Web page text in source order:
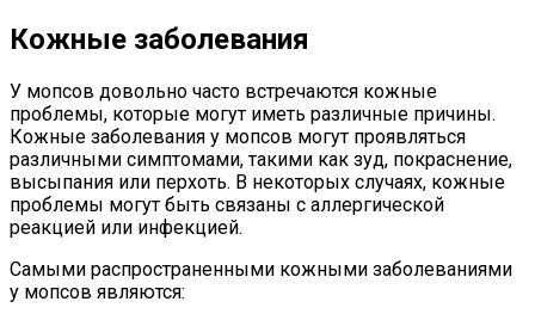
Кожные заболевания
У мопсов довольно часто встречаются кожные
проблемы, которые могут иметь различные причины.
Кожные заболевания у мопсов могут проявляться
различными симптомами, такими как зуд, покраснение,
высыпания или перхоть. В некоторых случаях, кожные
проблемы могут быть связаны с аллергической
реакцией или инфекцией.
Самыми распространенными кожными заболеваниями
у мопсов являются: